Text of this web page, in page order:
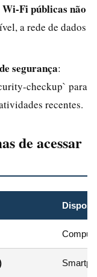
Wi-Fi públicas não
a rede de dados
segurança:
checkup` para
recentes.
de acessar